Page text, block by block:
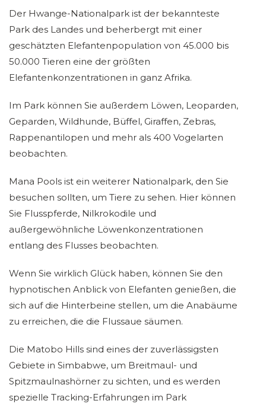
Der Hwange-Nationalpark ist der bekannteste
Park des Landes und beherbergt mit einer
geschätzten Elefantenpopulation von 45.000 bis
50.000 Tieren eine der größten
Elefantenkonzentrationen in ganz Afrika.
Im Park können Sie außerdem Löwen, Leoparden,
Geparden, Wildhunde, Büffel, Giraffen, Zebras,
Rappenantilopen und mehr als 400 Vogelarten
beobachten.
Mana Pools ist ein weiterer Nationalpark, den Sie
besuchen sollten, um Tiere zu sehen. Hier können
Sie Flusspferde, Nilkrokodile und
außergewöhnliche Löwenkonzentrationen
entlang des Flusses beobachten.
Wenn Sie wirklich Glück haben, können Sie den
hypnotischen Anblick von Elefanten genießen, die
sich auf die Hinterbeine stellen, um die Anabäume
zu erreichen, die die Flussaue säumen.
Die Matobo Hills sind eines der zuverlässigsten
Gebiete in Simbabwe, um Breitmaul- und
Spitzmaulnashörner zu sichten, und es werden
spezielle Tracking-Erfahrungen im Park